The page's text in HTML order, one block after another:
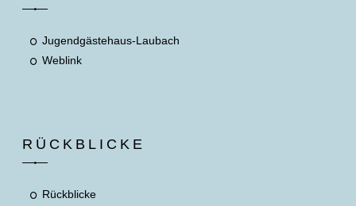
Jugendgästehaus-Laubach
Weblink
RÜCKBLICKE
Rückblicke